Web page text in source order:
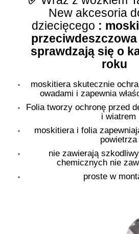
New akcesoria
dziecięcego :
sprawdzają się o
roku
moskitiera skutecznie
owadami i zapewnia
Folia tworzy ochronę przed
i wiatrem
moskitiera i folia
powietrza
nie zawierają
chemicznych nie
proste w